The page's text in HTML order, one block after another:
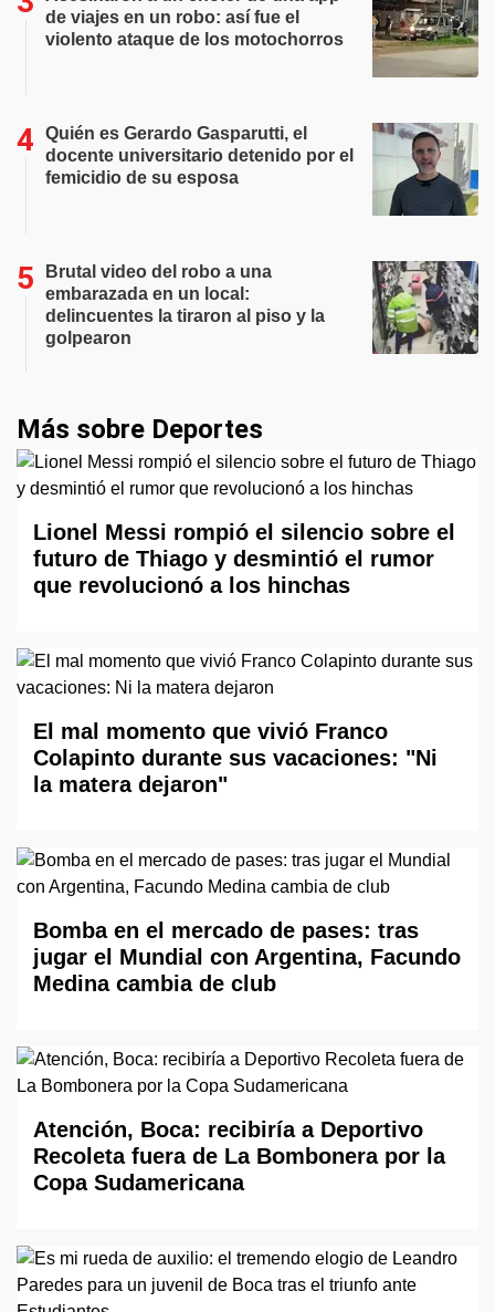
de viajes en un robo: así fue el
violento ataque de los motochorros
Quién es Gerardo Gasparutti, el
docente universitario detenido por el
femicidio de su esposa
Brutal video del robo a una
embarazada en un local:
delincuentes la tiraron al piso y la
golpearon
Más sobre Deportes
Lionel Messi rompió el silencio sobre el
futuro de Thiago y desmintió el rumor
que revolucionó a los hinchas
El mal momento que vivió Franco
Colapinto durante sus vacaciones: "Ni
la matera dejaron"
Bomba en el mercado de pases: tras
jugar el Mundial con Argentina, Facundo
Medina cambia de club
Atención, Boca: recibiría a Deportivo
Recoleta fuera de La Bombonera por la
Copa Sudamericana